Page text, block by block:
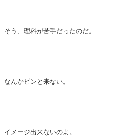
そう、理科が苦手だったのだ。
なんかピンと来ない。
イメージ出来ないのよ。